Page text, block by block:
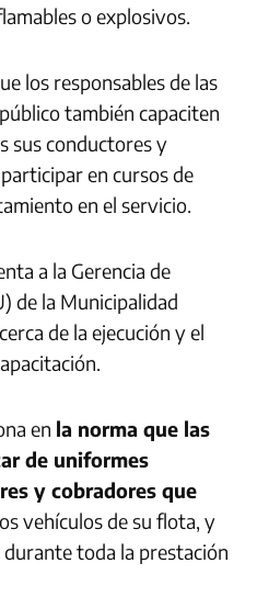
o explosivos.
los responsables de las
también capaciten
sus conductores y
en cursos de
en el servicio.
a la Gerencia de
de la Municipalidad
de la ejecución y el
en la norma que las
de uniformes
y cobradores que
vehículos de su flota, y
toda la prestación